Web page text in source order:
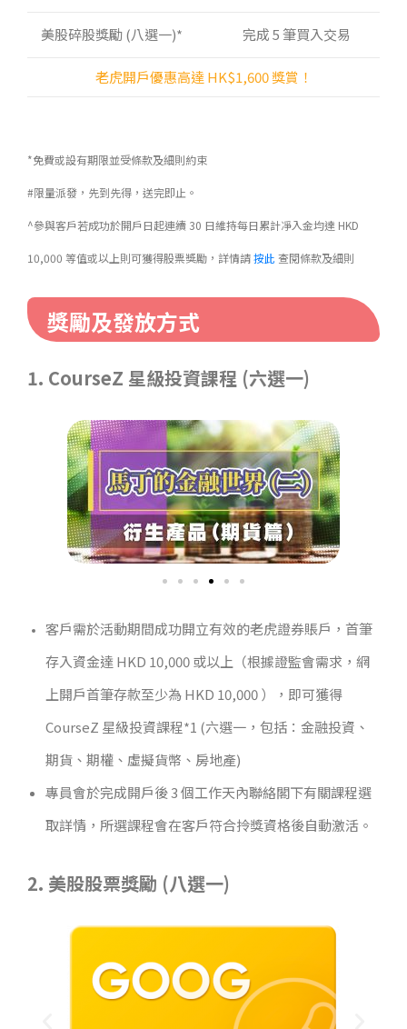
美股碎股獎勵 (八選一)* 完成 5 筆買入交易
老虎開戶優惠高達 HK$1,600 獎賞！
*免費或設有期限並受條款及細則約束
#限量派發，先到先得，送完即止。
^參與客戶若成功於開戶日起連續 30 日維持每日累計凈入金均達 HKD
10,000 等值或以上則可獲得股票獎勵，詳情請按此 查閱條款及細則
獎勵及發放方式
1. CourseZ 星級投資課程 (六選一)
客戶需於活動期間成功開立有效的老虎證券賬戶，首筆
存入資金達 HKD 10,000 或以上（根據證監會需求，網
上開戶首筆存款至少為 HKD 10,000 ），即可獲得
CourseZ 星級投資課程*1 (六選一，包括：金融投資、
期貨、期權、虛擬貨幣、房地產)
專員會於完成開戶後 3 個工作天內聯絡閣下有關課程選
取詳情，所選課程會在客戶符合拎獎資格後自動激活。
2. 美股股票獎勵 (八選一)